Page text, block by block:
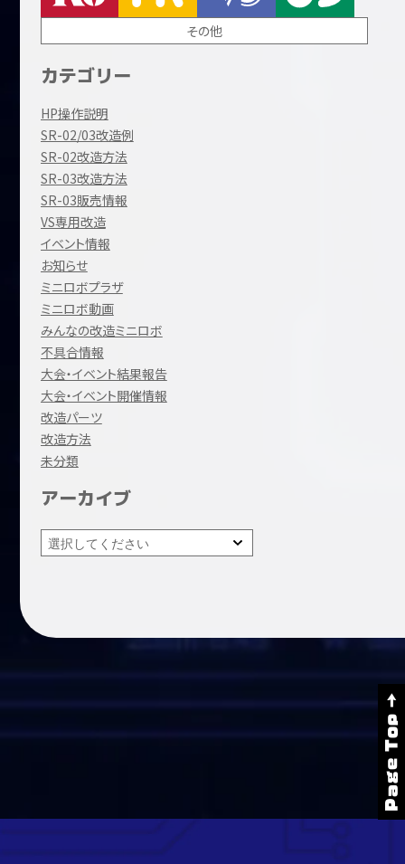
その他
カテゴリー
HP操作説明
SR-02/03改造例
SR-02改造方法
SR-03改造方法
SR-03販売情報
VS専用改造
イベント情報
お知らせ
ミニロボプラザ
ミニロボ動画
みんなの改造ミニロボ
不具合情報
大会・イベント結果報告
大会・イベント開催情報
改造パーツ
改造方法
未分類
アーカイブ
Page Top →